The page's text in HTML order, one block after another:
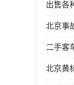
出售各
北京事
二手客
北京黄